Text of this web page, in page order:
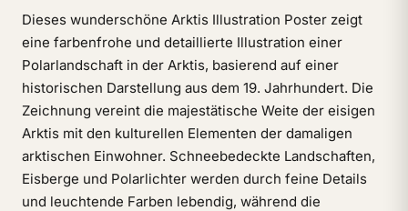
Dieses wunderschöne Arktis Illustration Poster zeigt
eine farbenfrohe und detaillierte Illustration einer
Polarlandschaft in der Arktis, basierend auf einer
historischen Darstellung aus dem 19. Jahrhundert. Die
Zeichnung vereint die majestätische Weite der eisigen
Arktis mit den kulturellen Elementen der damaligen
arktischen Einwohner. Schneebedeckte Landschaften,
Eisberge und Polarlichter werden durch feine Details
und leuchtende Farben lebendig, während die